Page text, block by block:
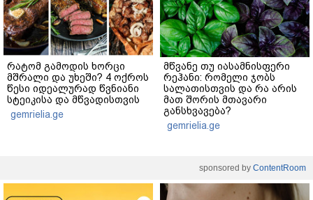
რატომ გამოდის ხორცი
მშრალი და უხეში? 4 ოქროს
წესი იდეალურად წვნიანი
სტეიკისა და მწვადისთვის
gemrielia.ge
მწვანე თუ იასამნისფერი
რეჰანი: რომელი ჯობს
სალათისთვის და რა არის
მათ შორის მთავარი
განსხვავება?
gemrielia.ge
sponsored by ContentRoom